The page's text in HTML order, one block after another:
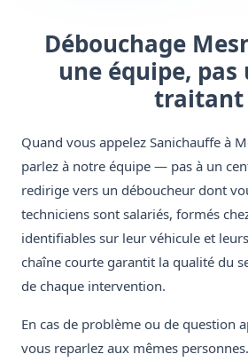
Débouchage
une équipe, pas
traitant
Quand vous appelez Sanichauffe à
parlez à notre équipe — pas à un
redirige vers un déboucheur dont
techniciens sont salariés, formés
identifiables sur leur véhicule et
chaîne courte garantit la qualité du
de chaque intervention.
En cas de problème ou de question
vous reparlez aux mêmes